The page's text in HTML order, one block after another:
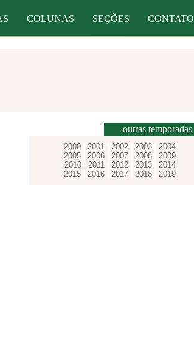
COLUNAS SEÇÕES CONTATO
outras temporadas
2000 2001 2002 2003
2004
2005
2006 2007 2008
2009
2010| 2011| 2012| 2013| 2014
2015
2016 2017 2018 2019